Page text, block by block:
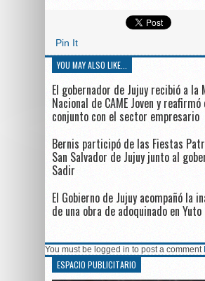
Pin It
YOU MAY ALSO LIKE...
El gobernador de Jujuy recibió a la
Nacional de CAME Joven y
conjunto con el sector empresario
Bernis participó de las Fiestas
San Salvador de Jujuy junto al
Sadir
El Gobierno de Jujuy acompañó la
de una obra de adoquinado en Yuto
You must be logged in to post a comment
ESPACIO PUBLICITARIO